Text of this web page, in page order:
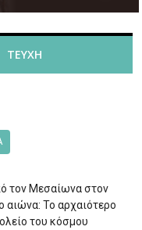
ΤΕΥΧΗ
τον Μεσαίωνα στον
αιώνα: Το αρχαιότερο
του κόσμου